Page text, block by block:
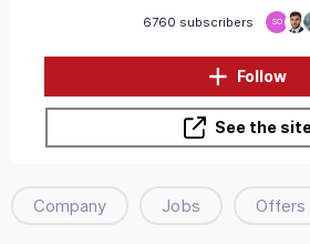
6760 subscribers SO
Follow
See the
Company Jobs Offers